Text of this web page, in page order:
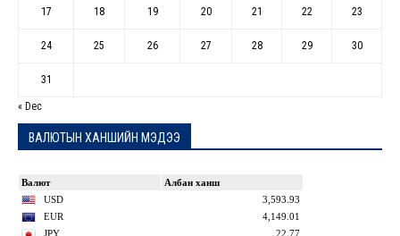
17 18 19 20 21 22 23
24 25 26 27 28 29 30
31
« Dec
ВАЛЮТЫН ХАНШИЙН МЭДЭЭ